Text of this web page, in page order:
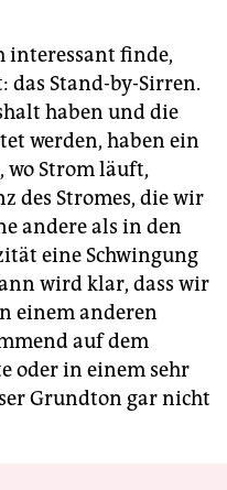
interessant finde,
das Stand-by-Sirren.
haben und die
werden, haben ein
wo Strom läuft,
des Stromes, die wir
andere als in den
eine Schwingung
wird klar, dass wir
einem anderen
auf dem
oder in einem sehr
Grundton gar nicht